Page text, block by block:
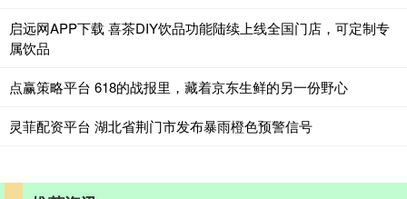
启远网APP下载 喜茶DIY饮品功能陆续上线全国门店，可定制专
属饮品
点赢策略平台 618的战报里，藏着京东生鲜的另一份野心
灵菲配资平台 湖北省荆门市发布暴雨橙色预警信号